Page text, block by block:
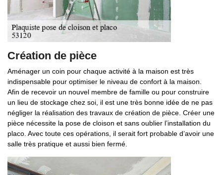
Création de pièce
Aménager un coin pour chaque activité à la maison est très
indispensable pour optimiser le niveau de confort à la maison.
Afin de recevoir un nouvel membre de famille ou pour construire
un lieu de stockage chez soi, il est une très bonne idée de ne pas
négliger la réalisation des travaux de création de pièce. Créer une
pièce nécessite la pose de cloison et sans oublier l’installation du
placo. Avec toute ces opérations, il serait fort probable d’avoir une
salle très pratique et aussi bien fermé.